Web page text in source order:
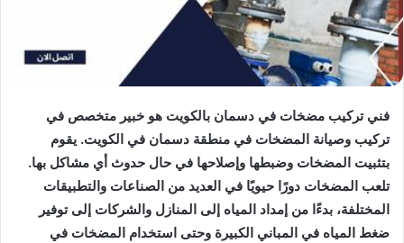
فني تركيب مضخات في دسمان بالكويت هو خبير متخصص في
تركيب وصيانة المضخات في منطقة دسمان في الكويت. يقوم
بتثبيت المضخات وضبطها وإصلاحها في حال حدوث أي مشاكل بها.
تلعب المضخات دورًا حيويًا في العديد من الصناعات والتطبيقات
المختلفة، بدءًا من إمداد المياه إلى المنازل والشركات إلى توفير
ضغط المياه في المباني الكبيرة وحتى استخدام المضخات في